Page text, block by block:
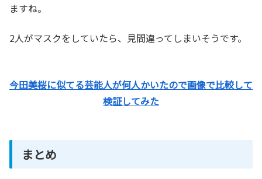
ますね。
2人がマスクをしていたら、見間違ってしまいそうです。
今田美桜に似てる芸能人が何人かいたので画像で比較して
検証してみた
まとめ